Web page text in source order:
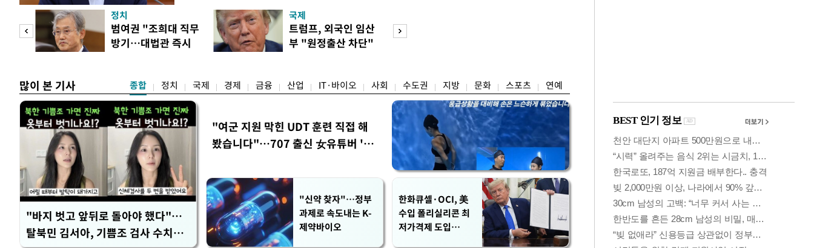
지적에 대해 "사는(실거주) 30억원 이하 주택은 보유세도 줄
어들고 나중에 팔 때 양도세도 줄어든다"고 설명했다. 구 부
총리는 이날 오전 MBC 라디오 '김종배의 시선집중'과의 인
터뷰에서 "이게(30억원 이하 주택이) 99% 정도 된다.
정치
범여권 "조희대 직무
방기…대법관 즉시
국제
트럼프, 외국인 임산
부 "원정출산 차단"
많이 본 기사 종합 정치 국제 경제 금융 산업 IT·바이오 사회 수도권 지방 문화 스포츠 연예
"바지 벗고 앞뒤로 돌아야 했다"…
탈북민 김서아, 기쁨조 검사 수치심
"여군 지원 막힌 UDT 훈련 직접 해
봤습니다"…707 출신 女유튜버 '완
"신약 찾자"…정부
과제로 속도내는 K-
제약바이오
한화큐셀·OCI, 美
수입 폴리실리콘 최
저가격제 도입